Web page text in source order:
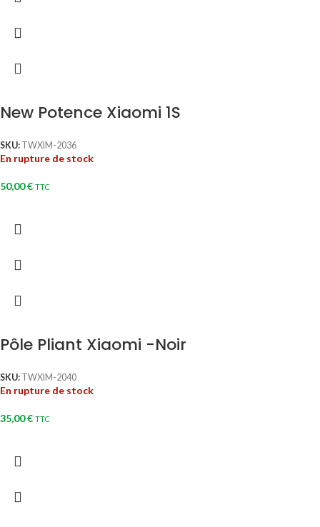
New Potence Xiaomi 1S
SKU: TWXIM-2036
En rupture de stock
50,00€ TTC
Pôle Pliant Xiaomi -Noir
SKU: TWXIM-2040
En rupture de stock
35,00€ TTC